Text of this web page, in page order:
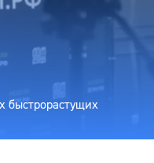
быстрорастущих